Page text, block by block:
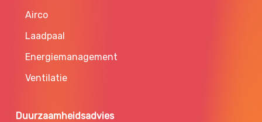
Airco
Laadpaal
Energiemanagement
Ventilatie
Duurzaamheidsadvies